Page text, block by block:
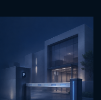
همیار امنیت